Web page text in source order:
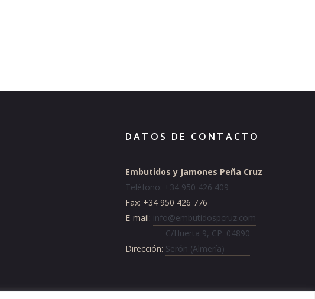
DATOS DE CONTACTO
Embutidos y Jamones Peña Cruz
Teléfono: +34 950 426 409
Fax: +34 950 426 776
E-mail: info@embutidospcruz.com
Dirección:
C/Huerta 9, CP: 04890
Serón (Almería)